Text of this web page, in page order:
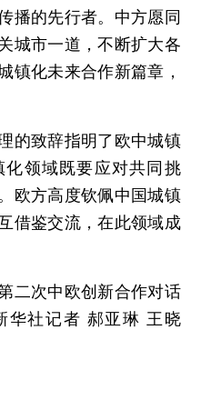
播的先行者。中方愿同
城市一道，不断扩大各
镇化未来合作新篇章，
致辞指明了欧中城镇
领域既要应对共同挑
欧方高度钦佩中国城镇
借鉴交流，在此领域成
次中欧创新合作对话
华社记者 郝亚琳 王晓